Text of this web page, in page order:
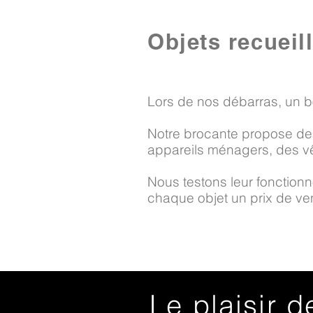
Objets
Lors de nos débarras, un
Notre brocante propose
appareils ménagers, des
Nous testons leur
chaque objet un prix de
Le plaisir